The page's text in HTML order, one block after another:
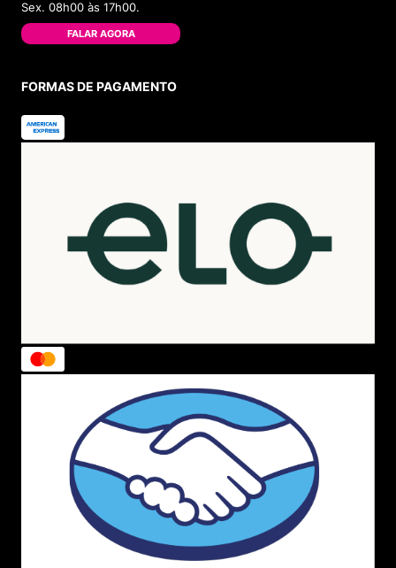
Sex. 08h00 às 17h00.
FALAR AGORA
FORMAS DE PAGAMENTO